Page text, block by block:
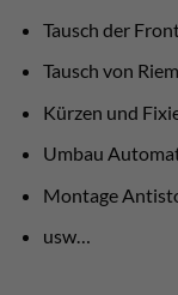
Tausch der
Tausch von
Kürzen und
Umbau
Montage
usw…